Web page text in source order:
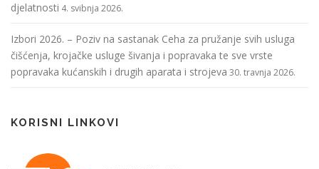
djelatnosti 4. svibnja 2026.
Izbori 2026. – Poziv na sastanak Ceha za pružanje svih usluga
čišćenja, krojačke usluge šivanja i popravaka te sve vrste
popravaka kućanskih i drugih aparata i strojeva 30. travnja 2026.
KORISNI LINKOVI